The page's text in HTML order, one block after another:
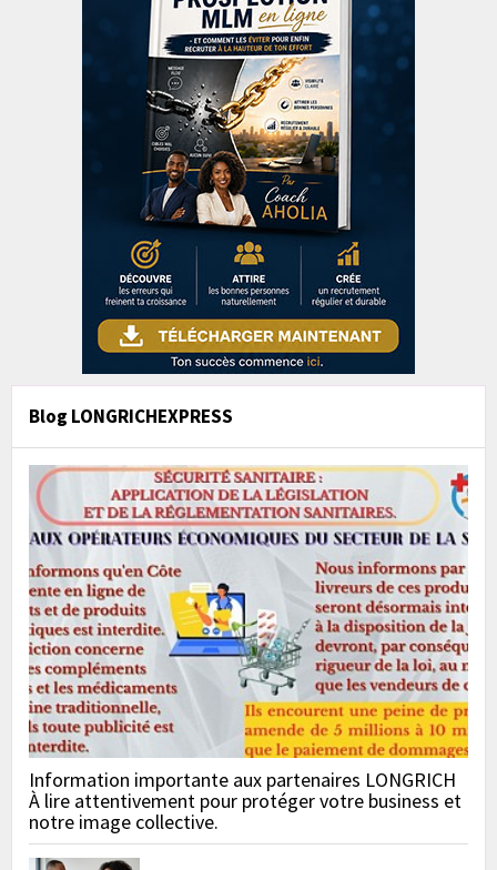
Blog LONGRICHEXPRESS
Information importante aux partenaires LONGRICH
À lire attentivement pour protéger votre business et
notre image collective.